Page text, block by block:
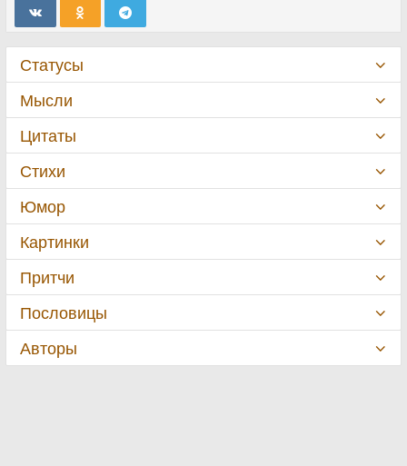
Статусы
Мысли
Цитаты
Стихи
Юмор
Картинки
Притчи
Пословицы
Авторы